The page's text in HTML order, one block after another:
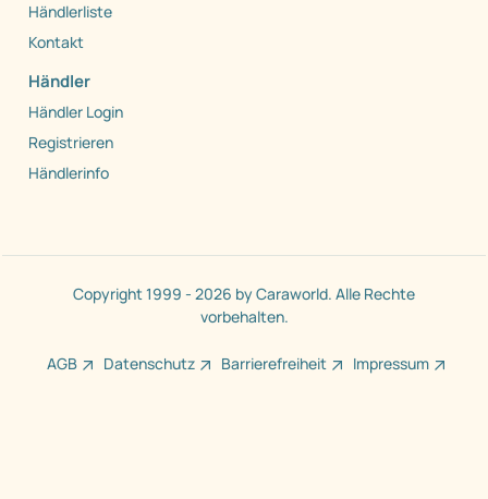
Händlerliste
Kontakt
Händler
Händler Login
Registrieren
Händlerinfo
Copyright 1999 - 2026 by Caraworld. Alle Rechte
vorbehalten.
AGB Datenschutz Barrierefreiheit Impressum